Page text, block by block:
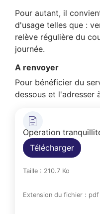
Pour autant, il
d'usage telles que :
relève régulière du
journée.
A renvoyer
Pour bénéficier du
dessous et l'adresser
Opération
Télécharger
Taille : 210.7 Ko
Extension du fichier : pdf